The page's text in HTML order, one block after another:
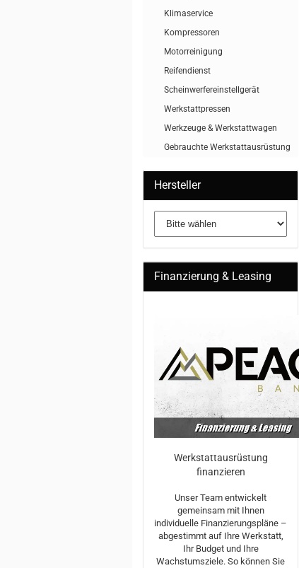
Klimaservice
Kompressoren
Motorreinigung
Reifendienst
Scheinwerfereinstellgerät
Werkstattpressen
Werkzeuge & Werkstattwagen
Gebrauchte Werkstattausrüstung
Hersteller
Finanzierung & Leasing
Werkstattausrüstung
finanzieren
Unser Team entwickelt
gemeinsam mit Ihnen
individuelle Finanzierungspläne –
abgestimmt auf Ihre Werkstatt,
Ihr Budget und Ihre
Wachstumsziele. So können Sie